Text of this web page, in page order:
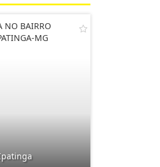
NO BAIRRO
MG